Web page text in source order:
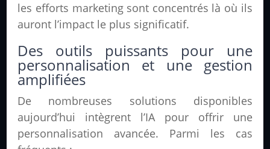
les efforts marketing sont concentrés là où ils
auront l’impact le plus significatif.
Des outils puissants pour une
personnalisation et une gestion
amplifiées
De nombreuses solutions disponibles
aujourd’hui intègrent l’IA pour offrir une
personnalisation avancée. Parmi les cas